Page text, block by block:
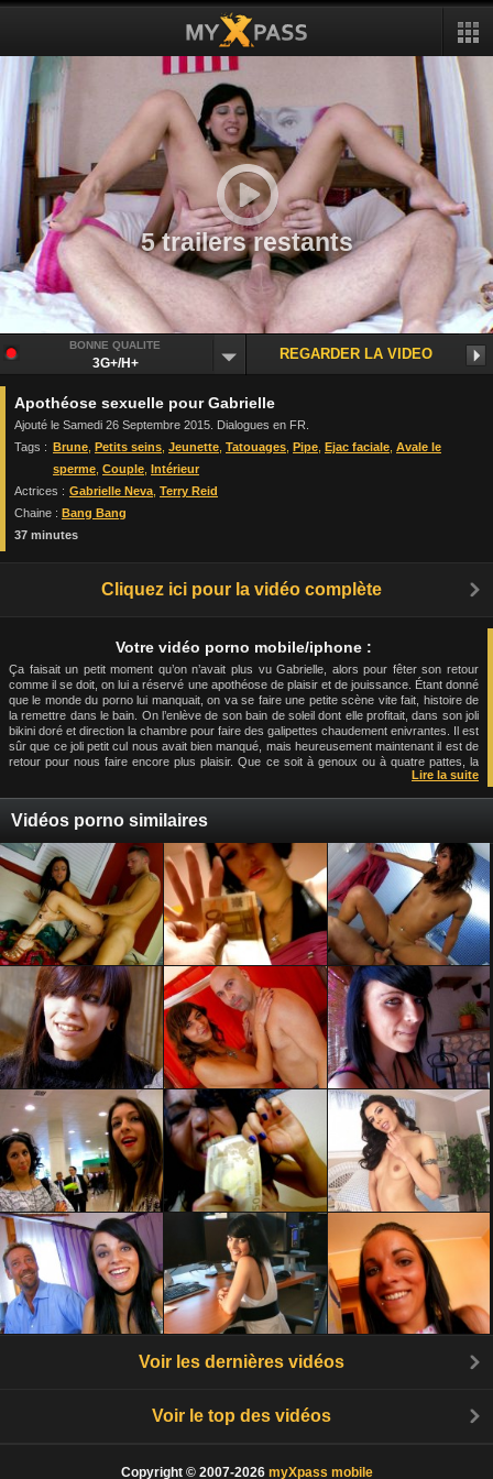
5 trailers restants
BONNE QUALITE
3G+/H+
REGARDER LA VIDEO
Apothéose sexuelle pour Gabrielle
Ajouté le Samedi 26 Septembre 2015. Dialogues en FR.
Tags : Brune Petits seins Jeunette Tatouages Pipe Ejac faciale Avale le
sperme Couple Intérieur
Actrices : Gabrielle Neva Terry Reid
Chaine : Bang Bang
37 minutes
Cliquez ici pour la vidéo complète
Votre vidéo porno mobile/iphone :
Ça faisait un petit moment qu’on n’avait plus vu Gabrielle, alors pour fêter son retour
comme il se doit, on lui a réservé une apothéose de plaisir et de jouissance. Étant donné
que le monde du porno lui manquait, on va se faire une petite scène vite fait, histoire de
la remettre dans le bain. On l’enlève de son bain de soleil dont elle profitait, dans son joli
bikini doré et direction la chambre pour faire des galipettes chaudement enivrantes. Il est
sûr que ce joli petit cul nous avait bien manqué, mais heureusement maintenant il est de
retour pour nous faire encore plus plaisir. Que ce soit à genoux ou à quatre pattes, la
belle française n’a pas fini de nous envouter avec sa silhouette enchanteresse. Ce cher
parmi vous qui rêveraient d’être à la place du gaillard... Vous vous imaginez en
lèvres, tâtonner son joli petit cul, lui écarter la chatte avec votre membre, ce serait
franchement le pied intégral. Quoiqu’il en soit, le retour de la belle va être célébrer en
fanfare et surtout en jouissance. Écoutez moi cette chipie qui piaille de plaisir lorsqu’elle
se prend cette queue en érection dans la chatte, son joli petit trou qui s’ouvre encore et
encore pour laisser se faufiler cette verge dure et tendue. Elle ne va vraiment pas
regretter d’être revenue dans la grande famille des pervers, et nous non plus d’ailleurs.
Depuis le temps qu’on attendait de revoir cette jolie chatte se faire défoncer et surtout ce
joli minois être tout recouvert de sperme.
Lire la suite
Vidéos porno similaires
Voir les dernières vidéos
Voir le top des vidéos
Copyright © 2007-2026 myXpass mobile